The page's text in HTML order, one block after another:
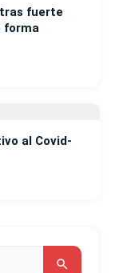
fuerte
forma
al Covid-